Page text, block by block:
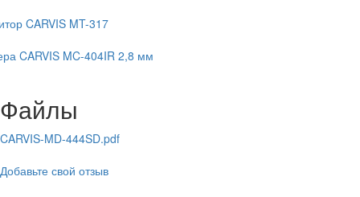
CARVIS MT-317
CARVIS MC-404IR 2,8 мм
Файлы
CARVIS-MD-444SD.pdf
Добавьте свой отзыв